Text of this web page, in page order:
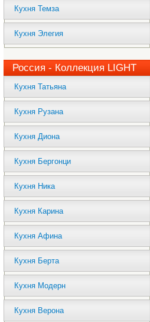
Кухня Темза
Кухня Элегия
Россия - Коллекция LIGHT
Кухня Татьяна
Кухня Рузана
Кухня Диона
Кухня Бергонци
Кухня Ника
Кухня Карина
Кухня Афина
Кухня Берта
Кухня Модерн
Кухня Верона